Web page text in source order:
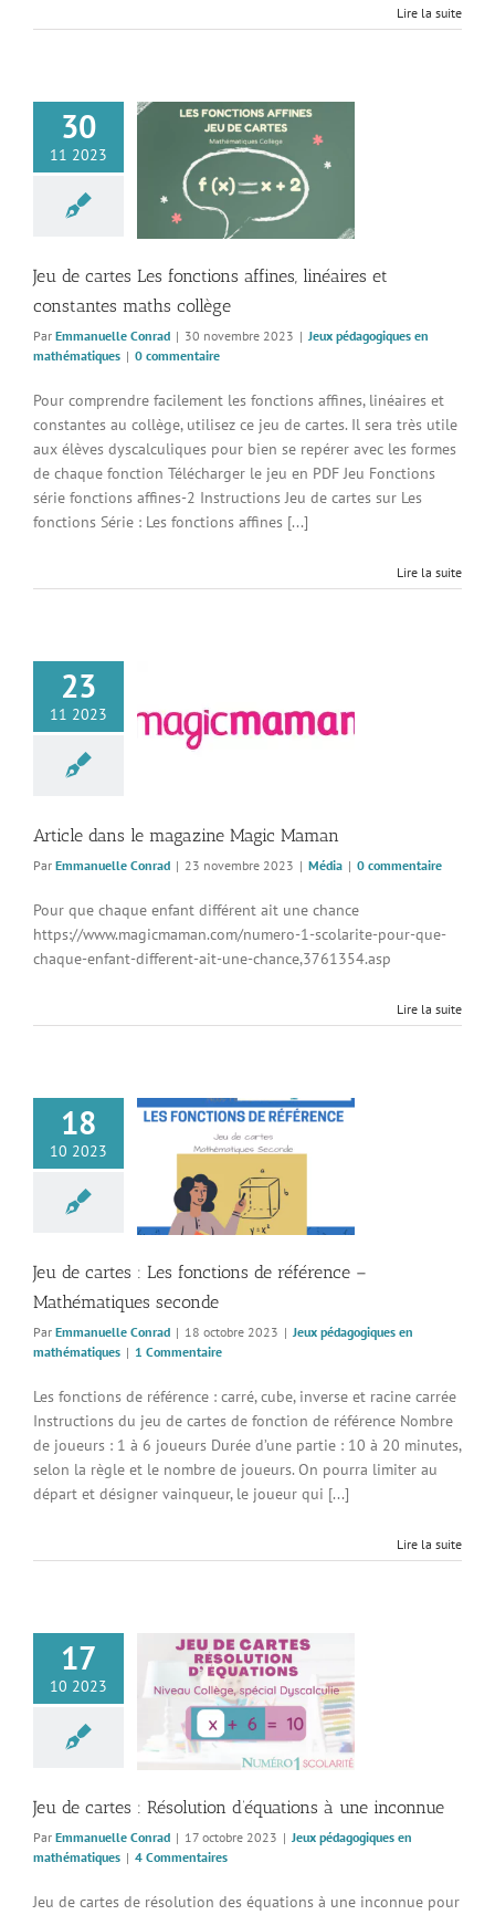
Lire la suite
30
11 2023
Les fonctions
linéaires et
maths collège
en
Jeu de cartes Les fonctions affines, linéaires et
constantes maths collège
Par Emmanuelle Conrad | 30 novembre 2023 | Jeux pédagogiques en
mathématiques | 0 commentaire
Pour comprendre facilement les fonctions affines, linéaires et
constantes au collège, utilisez ce jeu de cartes. Il sera très utile
aux élèves dyscalculiques pour bien se repérer avec les formes
de chaque fonction Télécharger le jeu en PDF Jeu Fonctions
série fonctions affines-2 Instructions Jeu de cartes sur Les
fonctions Série : Les fonctions affines [...]
Lire la suite
23
11 2023
le magazine
Article dans le magazine Magic Maman
Par Emmanuelle Conrad | 23 novembre 2023 | Média | 0 commentaire
Pour que chaque enfant différent ait une chance
https://www.magicmaman.com/numero-1-scolarite-pour-que-
chaque-enfant-different-ait-une-chance,3761354.asp
Lire la suite
18
10 2023
: Les fonctions
–
seconde
en
Jeu de cartes : Les fonctions de référence –
Mathématiques seconde
Par Emmanuelle Conrad | 18 octobre 2023 | Jeux pédagogiques en
mathématiques | 1 Commentaire
Les fonctions de référence : carré, cube, inverse et racine carrée
Instructions du jeu de cartes de fonction de référence Nombre
de joueurs : 1 à 6 joueurs Durée d’une partie : 10 à 20 minutes,
selon la règle et le nombre de joueurs. On pourra limiter au
départ et désigner vainqueur, le joueur qui [...]
Lire la suite
17
10 2023
: Résolution
en
Jeu de cartes : Résolution d’équations à une inconnue
Par Emmanuelle Conrad | 17 octobre 2023 | Jeux pédagogiques en
mathématiques | 4 Commentaires
Jeu de cartes de résolution des équations à une inconnue pour